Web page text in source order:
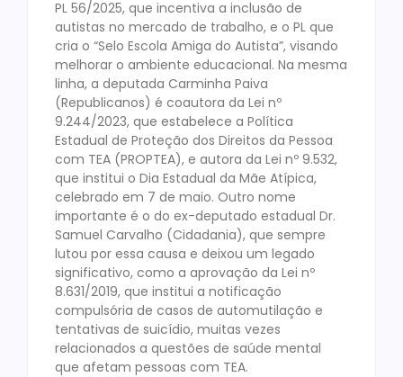
PL 56/2025, que incentiva a inclusão de
autistas no mercado de trabalho, e o PL que
cria o “Selo Escola Amiga do Autista”, visando
melhorar o ambiente educacional. Na mesma
linha, a deputada Carminha Paiva
(Republicanos) é coautora da Lei nº
9.244/2023, que estabelece a Política
Estadual de Proteção dos Direitos da Pessoa
com TEA (PROPTEA), e autora da Lei nº 9.532,
que institui o Dia Estadual da Mãe Atípica,
celebrado em 7 de maio. Outro nome
importante é o do ex-deputado estadual Dr.
Samuel Carvalho (Cidadania), que sempre
lutou por essa causa e deixou um legado
significativo, como a aprovação da Lei nº
8.631/2019, que institui a notificação
compulsória de casos de automutilação e
tentativas de suicídio, muitas vezes
relacionados a questões de saúde mental
que afetam pessoas com TEA.